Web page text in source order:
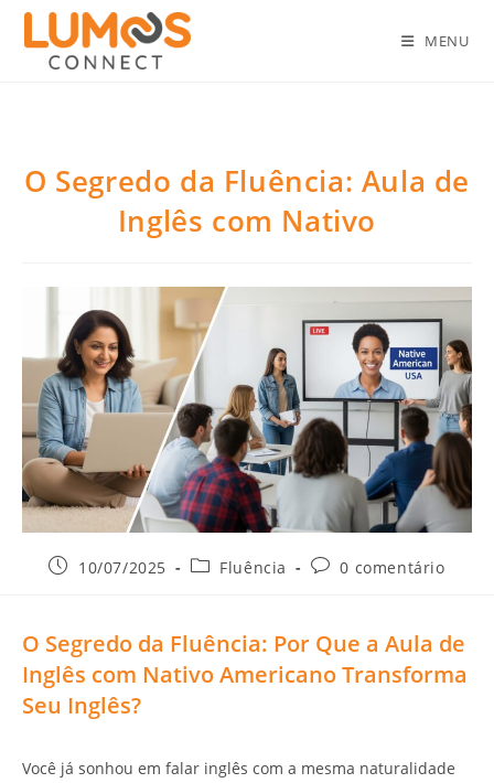
MENU
O Segredo da Fluência: Aula de
Inglês com Nativo
10/07/2025 Fluência 0 comentário
O Segredo da Fluência: Por Que a Aula de
Inglês com NativoAmericano Transforma
Seu Inglês?
Você já sonhou em falar inglês com a mesma naturalidade